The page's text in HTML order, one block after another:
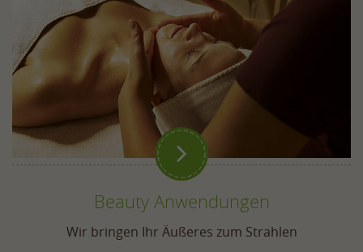

Beauty Anwendungen
Wir bringen Ihr Äußeres zum Strahlen